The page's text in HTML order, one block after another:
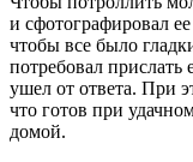
и сфотографировал
чтобы все было
потребовал
ушел от ответа. При
что готов при
домой.